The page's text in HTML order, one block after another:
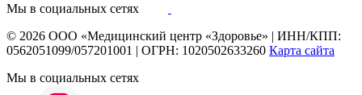
Мы в социальных сетях
© 2026 ООО «Медицинский центр «Здоровье» | ИНН/КПП:
0562051099/057201001 | ОГРН: 1020502633260 Карта сайта
Мы в социальных сетях